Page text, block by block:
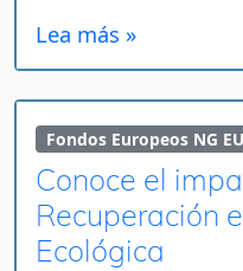
Lea más »
Fondos Europeos NG EU
Conoce el
Recuperación
Ecológica